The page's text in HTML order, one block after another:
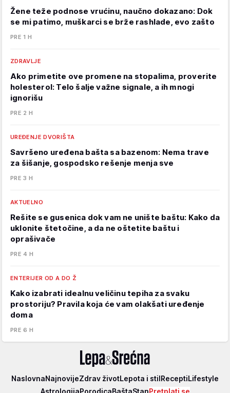
Žene teže podnose vrućinu, naučno dokazano: Dok
se mi patimo, muškarci se brže rashlade, evo zašto
PRE 1 H
ZDRAVLJE
Ako primetite ove promene na stopalima, proverite
holesterol: Telo šalje važne signale, a ih mnogi
ignorišu
PRE 2 H
UREĐENJE DVORIŠTA
Savršeno uređena bašta sa bazenom: Nema trave
za šišanje, gospodsko rešenje menja sve
PRE 3 H
AKTUELNO
Rešite se gusenica dok vam ne unište baštu: Kako da
uklonite štetočine, a da ne oštetite baštu i
oprašivače
PRE 4 H
ENTERIJER OD A DO Ž
Kako izabrati idealnu veličinu tepiha za svaku
prostoriju? Pravila koja će vam olakšati uređenje
doma
PRE 6 H
Lepa
NaslovnaNajnovijeZdrav životLepota i stilReceptiLifestyle
AstrologijaPorodicaBaštaStanPretplati se